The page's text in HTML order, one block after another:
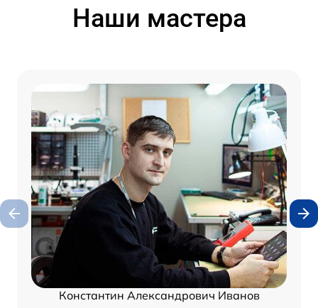
Наши мастера
Константин Александрович Иванов